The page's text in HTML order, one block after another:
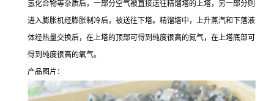
氢化合物等杂质后，一部分空气被直接送往精馏塔的上塔，另一部分则
进入膨胀机经膨胀制冷后，被送往下塔。精馏塔中，上升蒸汽和下落液
体经热量交换后，在上塔的顶部可得到纯度很高的氮气，在上塔底部可
得到纯度很高的氧气。
产品图片：